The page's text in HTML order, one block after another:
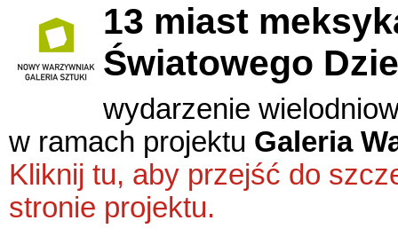
13 miast
Światowego
wydarzenie
w ramach projektu Galeria
Kliknij tu, aby przejść do
stronie projektu.